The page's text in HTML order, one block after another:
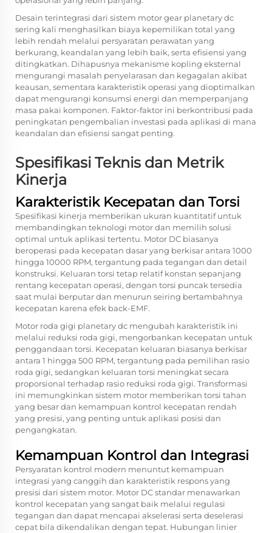
Desain terintegrasi dari sistem motor gear planetary dc
sering kali menghasilkan biaya kepemilikan total yang
lebih rendah melalui persyaratan perawatan yang
berkurang, keandalan yang lebih baik, serta efisiensi yang
ditingkatkan. Dihapusnya mekanisme kopling eksternal
mengurangi masalah penyelarasan dan kegagalan akibat
keausan, sementara karakteristik operasi yang dioptimalkan
dapat mengurangi konsumsi energi dan memperpanjang
masa pakai komponen. Faktor-faktor ini berkontribusi pada
peningkatan pengembalian investasi pada aplikasi di mana
keandalan dan efisiensi sangat penting.
Spesifikasi Teknis dan Metrik
Kinerja
Karakteristik Kecepatan dan Torsi
Spesifikasi kinerja memberikan ukuran kuantitatif untuk
membandingkan teknologi motor dan memilih solusi
optimal untuk aplikasi tertentu. Motor DC biasanya
beroperasi pada kecepatan dasar yang berkisar antara 1000
hingga 10000 RPM, tergantung pada tegangan dan detail
konstruksi. Keluaran torsi tetap relatif konstan sepanjang
rentang kecepatan operasi, dengan torsi puncak tersedia
saat mulai berputar dan menurun seiring bertambahnya
kecepatan karena efek back-EMF.
Motor roda gigi planetary dc mengubah karakteristik ini
melalui reduksi roda gigi, mengorbankan kecepatan untuk
penggandaan torsi. Kecepatan keluaran biasanya berkisar
antara 1 hingga 500 RPM, tergantung pada pemilihan rasio
roda gigi, sedangkan keluaran torsi meningkat secara
proporsional terhadap rasio reduksi roda gigi. Transformasi
ini memungkinkan sistem motor memberikan torsi tahan
yang besar dan kemampuan kontrol kecepatan rendah
yang presisi, yang penting untuk aplikasi posisi dan
pengangkatan.
Kemampuan Kontrol dan Integrasi
Persyaratan kontrol modern menuntut kemampuan
integrasi yang canggih dan karakteristik respons yang
presisi dari sistem motor. Motor DC standar menawarkan
kontrol kecepatan yang sangat baik melalui regulasi
tegangan dan dapat mencapai akselerasi serta deselerasi
cepat bila dikendalikan dengan tepat. Hubungan linier